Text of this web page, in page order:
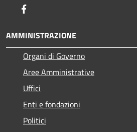
AMMINISTRAZIONE
Organi di Governo
Aree Amministrative
Uffici
Enti e fondazioni
Politici